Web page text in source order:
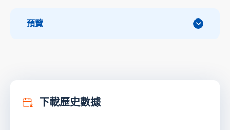
預覽
下載歷史數據